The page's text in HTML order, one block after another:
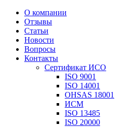
О компании
Отзывы
Статьи
Новости
Вопросы
Контакты
Сертификат ИСО
ISO 9001
ISO 14001
OHSAS 18001
ИСМ
ISO 13485
ISO 20000